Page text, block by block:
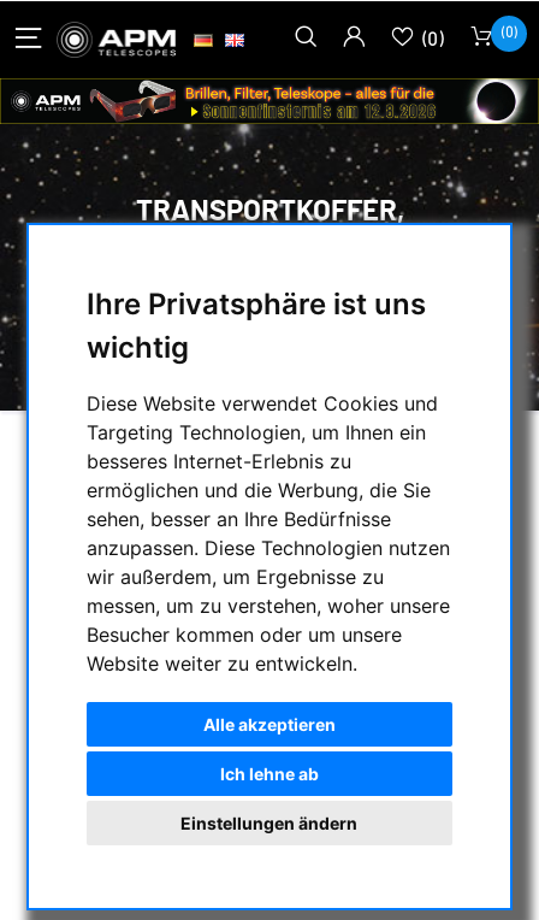
Ihre Privatsphäre ist uns
wichtig
Diese Website verwendet Cookies und
Targeting Technologien, um Ihnen ein
besseres Internet-Erlebnis zu
ermöglichen und die Werbung, die Sie
sehen, besser an Ihre Bedürfnisse
anzupassen. Diese Technologien nutzen
wir außerdem, um Ergebnisse zu
messen, um zu verstehen, woher unsere
Besucher kommen oder um unsere
Website weiter zu entwickeln.
Alle akzeptieren
Ich lehne ab
Einstellungen ändern
(0) (0)
TRANSPORTKOFFER,
HOME / SECONDHAND & LAGERBESTAND
LAGERLISTE
TRANSPORTKOFFER, TRANSPORTTASCHEN:
AUSWAHL
KATEGORIEN
NACHTSICHTGERÄTE , WÄRMEKAMERAS &
ENTFERNUNGSMESSER
AKTUELLE ANGEBOTE
SECONDHAND & LAGERBESTAND
Uhren/Lampen:
Achromatische Refraktoren, opt. Tubus: